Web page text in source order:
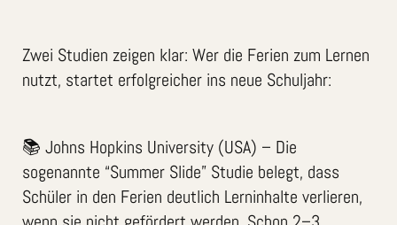
Zwei Studien zeigen klar: Wer die Ferien zum Lernen
nutzt, startet erfolgreicher ins neue Schuljahr:
📚 Johns Hopkins University (USA) – Die
sogenannte “Summer Slide” Studie belegt, dass
Schüler in den Ferien deutlich Lerninhalte verlieren,